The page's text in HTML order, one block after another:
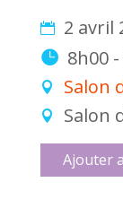
2 avril
8h00
Salon
Salon
Ajouter